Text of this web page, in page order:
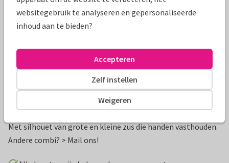
Productinformatie
Lief en stijlvol waterverf geboortekaartje voor een zusje.
Met silhouet van grote en kleine zus die handen vasthouden.
Andere combi? > Mail ons!
websitegebruik te analyseren en gepersonaliseerde
inhoud aan te bieden?
Weigeren
Zelf instellen
Accepteren